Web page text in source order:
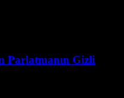
Parlatmanın Gizli